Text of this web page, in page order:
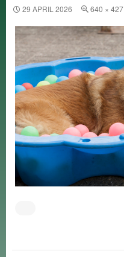
29 APRIL 2026 640 × 427